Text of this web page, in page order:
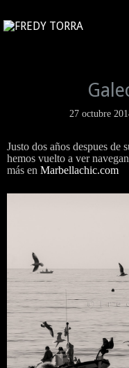
27 octubre
Justo dos años despues
hemos vuelto a ver
más en Marbellachic.com